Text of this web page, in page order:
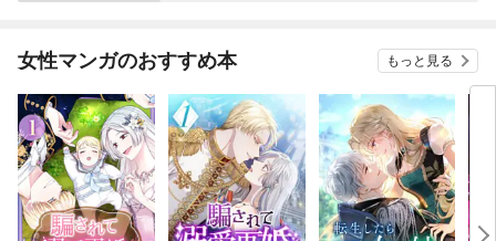
が、出世した元教え子
らない件～ 第1話
女性マンガのおすすめ本 もっと見る